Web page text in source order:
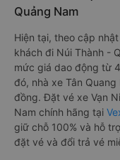
Quảng Nam
Hiện tại, theo cập
khách đi Núi Thành -
mức giá dao động từ
đó, nhà xe Tân
đồng. Đặt vé xe Vạn
Nam chính hãng tại
giữ chỗ 100% và hỗ
đặt vé và đổi trả vé